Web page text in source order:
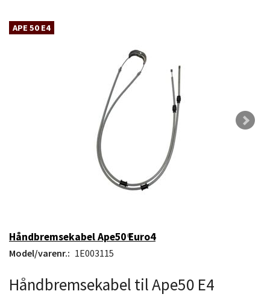
APE 50 E4
Håndbremsekabel Ape50 Euro4
Model/varenr.: 1E003115
Håndbremsekabel til Ape50 E4